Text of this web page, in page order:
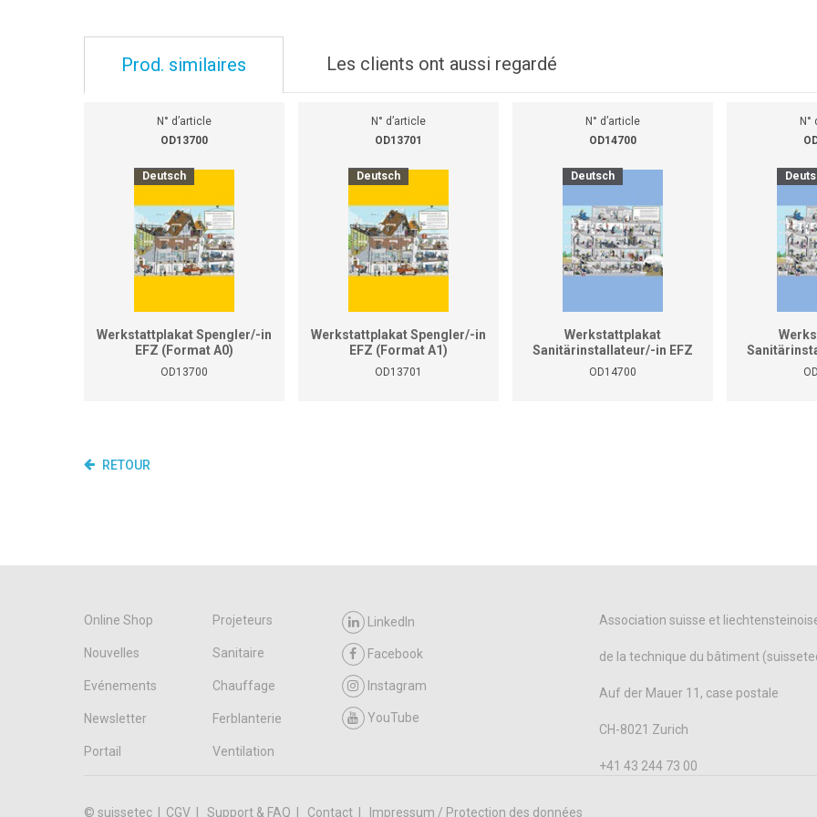
Prod. similaires Les clients ont aussi regardé
N° d’article
OD13700
Deutsch
Werkstattplakat Spengler/-in
EFZ (Format A0)
OD13700
N° d’article
OD13701
Deutsch
Werkstattplakat Spengler/-in
EFZ (Format A1)
OD13701
N° d’article
OD14700
Deutsch
Werkstattplakat
Sanitärinstallateur/-in EFZ
(Format A0)
OD14700
N°
RETOUR
Online Shop Projeteurs
Nouvelles Sanitaire
Evénements Chauffage
Newsletter Ferblanterie
Portail Ventilation
LinkedIn
Facebook
Instagram
YouTube
Association suisse et
de la technique du bâtiment
Auf der Mauer 11, case postale
CH-8021 Zurich
+41 43 244 73 00
© suissetec | CGV Support & FAQ Contact Impressum / Protection des données